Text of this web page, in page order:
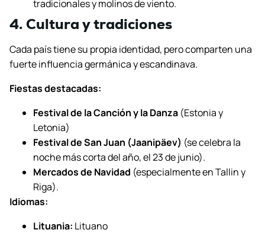
tradicionales y molinos de viento.
4. Cultura y tradiciones
Cada país tiene su propia identidad, pero comparten una
fuerte influencia germánica y escandinava.
Fiestas destacadas:
Festival de la Canción y la Danza (Estonia y
Letonia)
Festival de San Juan (Jaanipäev) (se celebra la
noche más corta del año, el 23 de junio).
Mercados de Navidad (especialmente en Tallin y
Riga).
Idiomas:
Lituania: Lituano